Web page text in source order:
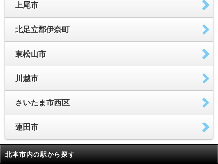
上尾市
北足立郡伊奈町
東松山市
川越市
さいたま市西区
蓮田市
北本市内の駅から探す